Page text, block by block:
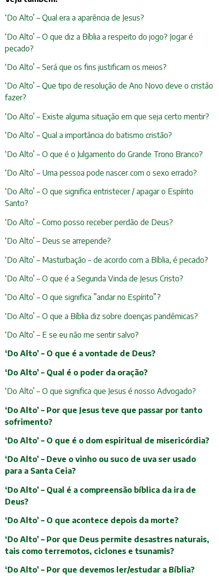
‘Do Alto’ – Qual era a aparência de Jesus?
‘Do Alto’ – O que diz a Bíblia a respeito do jogo? Jogar é
pecado?
‘Do Alto’ – Será que os fins justificam os meios?
‘Do Alto’ – Que tipo de resolução de Ano Novo deve o cristão
fazer?
‘Do Alto’ – Existe alguma situação em que seja certo mentir?
‘Do Alto’ – Qual a importância do batismo cristão?
‘Do Alto’ – O que é o Julgamento do Grande Trono Branco?
‘Do Alto’ – Uma pessoa pode nascer com o sexo errado?
‘Do Alto’ – O que significa entristecer / apagar o Espírito
Santo?
‘Do Alto’ – Como posso receber perdão de Deus?
‘Do Alto’ – Deus se arrepende?
‘Do Alto’ – Masturbação – de acordo com a Bíblia, é pecado?
‘Do Alto’ – O que é a Segunda Vinda de Jesus Cristo?
‘Do Alto’ – O que significa ”andar no Espírito”?
‘Do Alto’ – O que a Bíblia diz sobre doenças pandêmicas?
‘Do Alto’ – E se eu não me sentir salvo?
‘Do Alto’ – O que é a vontade de Deus?
‘Do Alto’ – Qual é o poder da oração?
‘Do Alto’ – O que significa que Jesus é nosso Advogado?
‘Do Alto’ – Por que Jesus teve que passar por tanto
sofrimento?
‘Do Alto’ – O que é o dom espiritual de misericórdia?
‘Do Alto’ – Deve o vinho ou suco de uva ser usado
para a Santa Ceia?
‘Do Alto’ – Qual é a compreensão bíblica da ira de
Deus?
‘Do Alto’ – O que acontece depois da morte?
‘Do Alto’ – Por que Deus permite desastres naturais,
tais como terremotos, ciclones e tsunamis?
‘Do Alto’ – Por que devemos ler/estudar a Bíblia?